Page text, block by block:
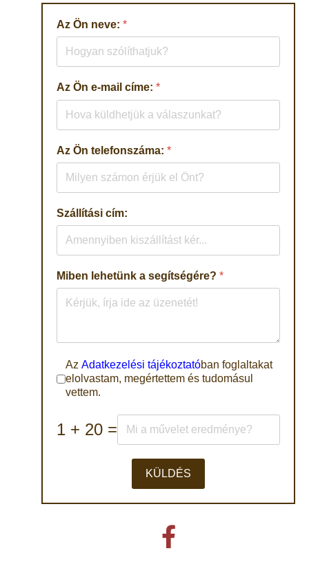
Az Ön neve: *
Az Ön e-mail címe: *
Az Ön telefonszáma: *
Szállítási cím:
Miben lehetünk a segítségére? *
GDPR*
Az Adatkezelési tájékoztatóban foglaltakat
elolvastam, megértettem és tudomásul
vettem.
1 + 20 =
KÜLDÉS